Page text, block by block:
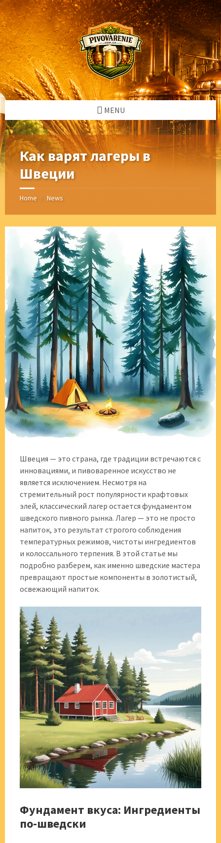
Skip
to
content
Skip
to
left
sidebar
Skip
to
right
sidebar
Skip
to
footer
MENU
Как варят лагеры в
Швеции
Home / News
Швеция — это страна, где традиции встречаются с
инновациями, и пивоваренное искусство не
является исключением. Несмотря на
стремительный рост популярности крафтовых
элей, классический лагер остается фундаментом
шведского пивного рынка. Лагер — это не просто
напиток, это результат строгого соблюдения
температурных режимов, чистоты ингредиентов
и колоссального терпения. В этой статье мы
подробно разберем, как именно шведские мастера
превращают простые компоненты в золотистый,
освежающий напиток.
Фундамент вкуса: Ингредиенты
по-шведски